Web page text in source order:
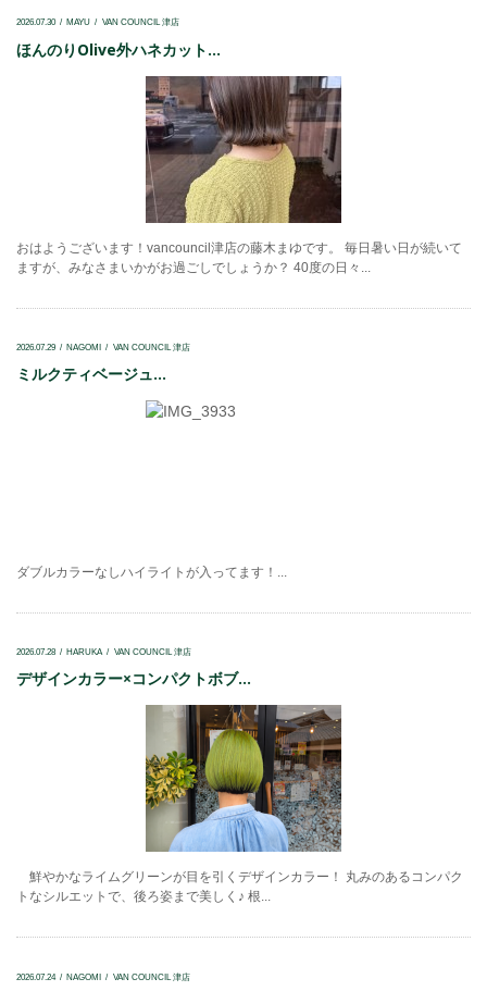
2026.07.30 MAYU VAN COUNCIL 津店
ほんのりOlive外ハネカット...
おはようございます！vancouncil津店の藤木まゆです。 毎日暑い日が続いて
ますが、みなさまいかがお過ごしでしょうか？ 40度の日々...
2026.07.29 NAGOMI VAN COUNCIL 津店
ミルクティベージュ...
ダブルカラーなしハイライトが入ってます！...
2026.07.28 HARUKA VAN COUNCIL 津店
デザインカラー×コンパクトボブ...
鮮やかなライムグリーンが目を引くデザインカラー！ 丸みのあるコンパク
トなシルエットで、後ろ姿まで美しく♪ 根...
2026.07.24 NAGOMI VAN COUNCIL 津店